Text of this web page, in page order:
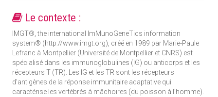
Le contexte :
IMGT®, the international ImMunoGeneTics information
system® (http://www.imgt.org), créé en 1989 par Marie-Paule
Lefranc à Montpellier (Université de Montpellier et CNRS) est
spécialisé dans les immunoglobulines (IG) ou anticorps et les
récepteurs T (TR). Les IG et les TR sont les récepteurs
d’antigènes de la réponse immunitaire adaptative qui
caractérise les vertébrés à mâchoires (du poisson à l’homme).